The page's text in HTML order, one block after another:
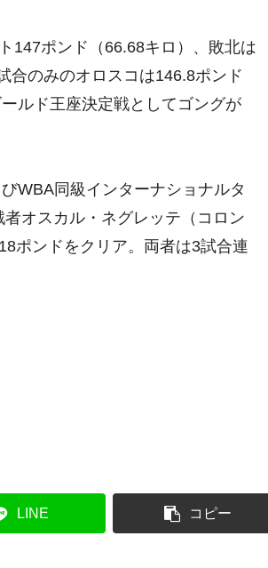
147ポンド（66.68キロ）、敗北は
合のみのオロスコは146.8ポンド
ルド王座決定戦としてゴングが
WBA同級インターナショナルタ
オスカル・ネグレッテ（コロン
ポンドをクリア。両者は3試合連
LINE コピー